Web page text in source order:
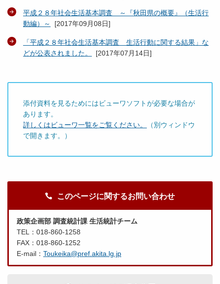
平成２８年社会生活基本調査 ～『秋田県の概要』（生活行
動編）～
[2017年09月08日]
「平成２８年社会生活基本調査 生活行動に関する結果」な
どが公表されました。
[2017年07月14日]
添付資料を見るためにはビューワソフトが必要な場合が
あります。
詳しくはビューワ一覧をご覧ください。
（別ウィンドウ
で開きます。）
このページに関するお問い合わせ
政策企画部 調査統計課 生活統計チーム
TEL：018-860-1258
FAX：018-860-1252
E-mail： Toukeika@pref.akita.lg.jp